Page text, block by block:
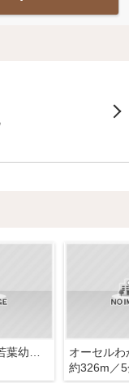
オーセル
約326m／